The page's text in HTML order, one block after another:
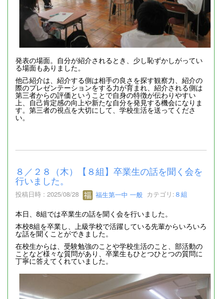
発表の場面。自分が紹介されるとき、少し恥ずかしがってい
る場面もありました。
他己紹介は、紹介する側は相手の良さを探す観察力、紹介の
際のプレゼンテーションをする力が育まれ、紹介される側は
第三者からの評価ということで自身の特徴が伝わりやすい
上、自己肯定感の向上や新たな自分を発見する機会になりま
す。第三者の視点を大切にして、学校生活を送ってくださ
い。
８／２８（木）【８組】卒業生の話を聞く会を
行いました。
投稿日時 : 2025/08/28 福生第一中 一般 カテゴリ: ８組
本日、8組では卒業生の話を聞く会を行いました。
本校8組を卒業し、上級学校で活躍している先輩からいろいろ
な話を聞くことができました。
在校生からは、受験勉強のことや学校生活のこと、部活動の
ことなど様々な質問があり、卒業生もひとつひとつの質問に
丁寧に答えてくれていました。